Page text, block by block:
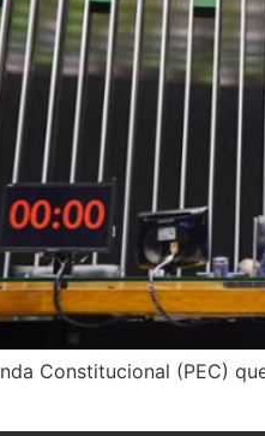
Constitucional (PEC)